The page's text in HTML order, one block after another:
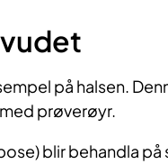
på halsen.
prøverøyr.
blir behandla på